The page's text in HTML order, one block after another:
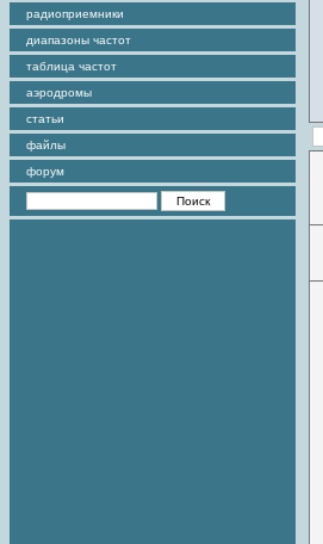
радиоприемники
диапазоны частот
таблица частот
аэродромы
статьи
файлы
форум